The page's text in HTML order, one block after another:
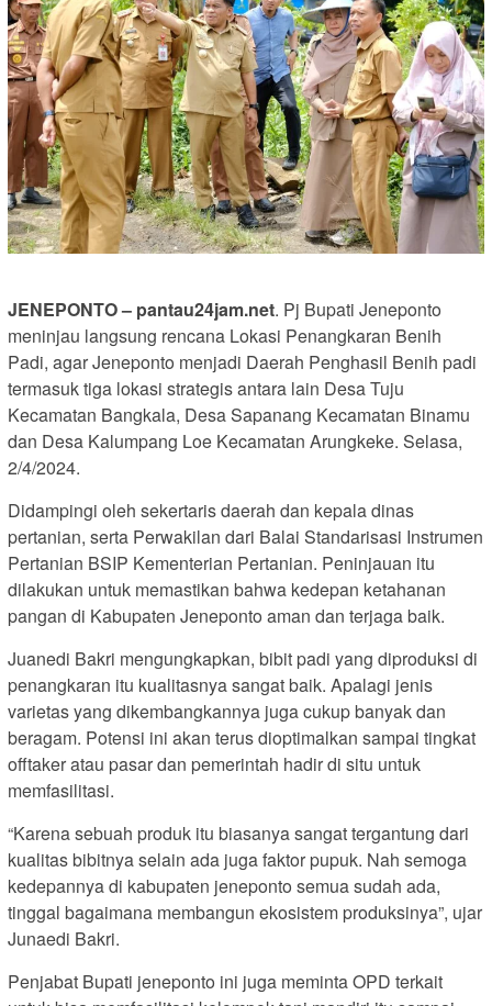
JENEPONTO – pantau24jam.net. Pj Bupati Jeneponto
meninjau langsung rencana Lokasi Penangkaran Benih
Padi, agar Jeneponto menjadi Daerah Penghasil Benih padi
termasuk tiga lokasi strategis antara lain Desa Tuju
Kecamatan Bangkala, Desa Sapanang Kecamatan Binamu
dan Desa Kalumpang Loe Kecamatan Arungkeke. Selasa,
2/4/2024.
Didampingi oleh sekertaris daerah dan kepala dinas
pertanian, serta Perwakilan dari Balai Standarisasi Instrumen
Pertanian BSIP Kementerian Pertanian. Peninjauan itu
dilakukan untuk memastikan bahwa kedepan ketahanan
pangan di Kabupaten Jeneponto aman dan terjaga baik.
Juanedi Bakri mengungkapkan, bibit padi yang diproduksi di
penangkaran itu kualitasnya sangat baik. Apalagi jenis
varietas yang dikembangkannya juga cukup banyak dan
beragam. Potensi ini akan terus dioptimalkan sampai tingkat
offtaker atau pasar dan pemerintah hadir di situ untuk
memfasilitasi.
“Karena sebuah produk itu biasanya sangat tergantung dari
kualitas bibitnya selain ada juga faktor pupuk. Nah semoga
kedepannya di kabupaten jeneponto semua sudah ada,
tinggal bagaimana membangun ekosistem produksinya”, ujar
Junaedi Bakri.
Penjabat Bupati jeneponto ini juga meminta OPD terkait